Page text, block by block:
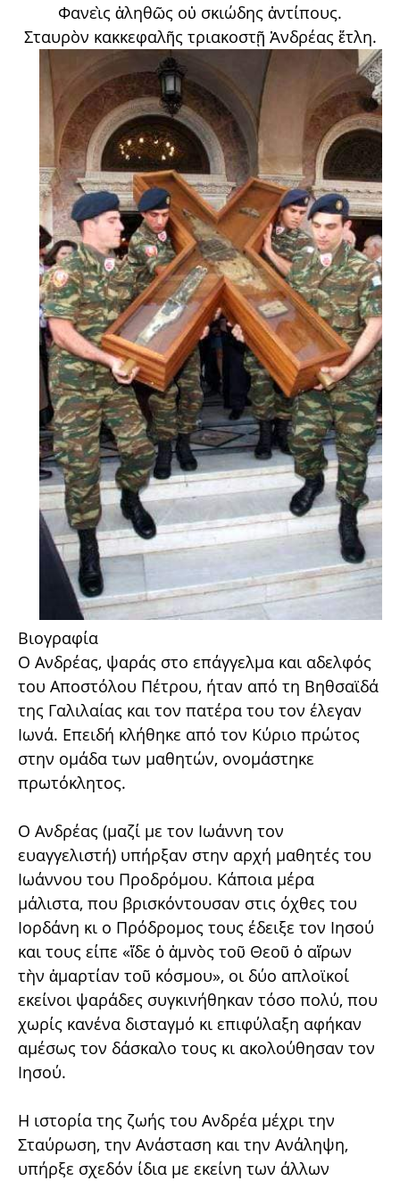
Φανεὶς ἀληθῶς οὐ σκιώδης ἀντίπους.
Σταυρὸν κακκεφαλῆς τριακοστῇ Ἀνδρέας ἔτλη.
Βιογραφία
Ο Ανδρέας, ψαράς στο επάγγελμα και αδελφός
του Αποστόλου Πέτρου, ήταν από τη Βηθσαϊδά
της Γαλιλαίας και τον πατέρα του τον έλεγαν
Ιωνά. Επειδή κλήθηκε από τον Κύριο πρώτος
στην ομάδα των μαθητών, ονομάστηκε
πρωτόκλητος.
Ο Ανδρέας (μαζί με τον Ιωάννη τον
ευαγγελιστή) υπήρξαν στην αρχή μαθητές του
Ιωάννου του Προδρόμου. Κάποια μέρα
μάλιστα, που βρισκόντουσαν στις όχθες του
Ιορδάνη κι ο Πρόδρομος τους έδειξε τον Ιησού
και τους είπε «ἴδε ὁ ἀμνὸς τοῦ Θεοῦ ὁ αἴρων
τὴν ἁμαρτίαν τοῦ κόσμου», οι δύο απλοϊκοί
εκείνοι ψαράδες συγκινήθηκαν τόσο πολύ, που
χωρίς κανένα δισταγμό κι επιφύλαξη αφήκαν
αμέσως τον δάσκαλο τους κι ακολούθησαν τον
Ιησού.
Η ιστορία της ζωής του Ανδρέα μέχρι την
Σταύρωση, την Ανάσταση και την Ανάληψη,
υπήρξε σχεδόν ίδια με εκείνη των άλλων